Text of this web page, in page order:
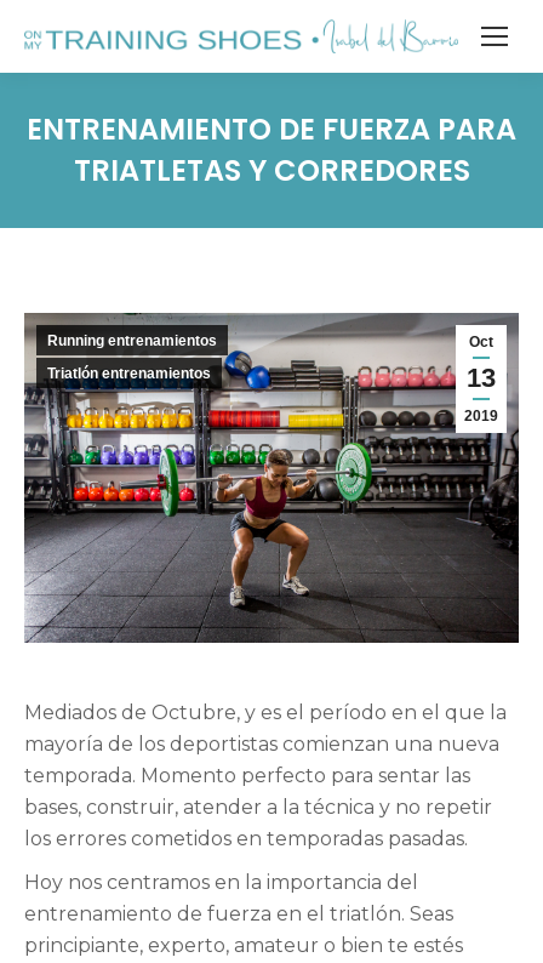
ENTRENAMIENTO DE FUERZA PARA
TRIATLETAS Y CORREDORES
Oct
13
2019
Running entrenamientos
Triatlón entrenamientos
Mediados de Octubre, y es el período en el que la
mayoría de los deportistas comienzan una nueva
temporada. Momento perfecto para sentar las
bases, construir, atender a la técnica y no repetir
los errores cometidos en temporadas pasadas.
Hoy nos centramos en la importancia del
entrenamiento de fuerza en el triatlón. Seas
principiante, experto, amateur o bien te estés